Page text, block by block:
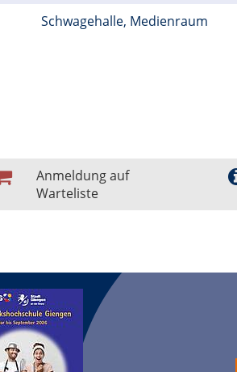
Schwagehalle, Medienraum
Anmeldung auf
Warteliste